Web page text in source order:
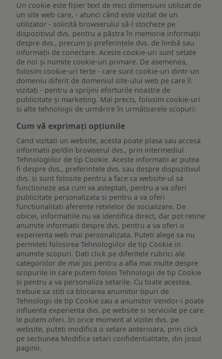
Un cookie este fişier text de mici dimensiuni utilizat de
un site web care, - atunci când este vizitat de un
utilizator - solicită browserului să-l stocheze pe
dispozitivul dvs. pentru a păstra în memorie informații
despre dvs., precum și preferințele dvs. de limbă sau
informații de conectare. Aceste cookie-uri sunt setate
de noi și numite cookie-uri primare. De asemenea,
folosim cookie-uri terțe - care sunt cookie-uri dintr-un
domeniu diferit de domeniul site-ului web pe care îl
vizitați - pentru a sprijini eforturile noastre de
publicitate și marketing. Mai precis, folosim cookie-uri
și alte tehnologii de urmărire în următoarele scopuri:
Cum vă exprimați opțiunile
Cand vizitati un website, acesta poate plasa sau accesa
informatii pe/din browserul dvs., prin intermediul
Tehnologiilor de tip Cookie. Aceste informatii ar putea
fi despre dvs., preferintele dvs. sau despre dispozitivul
dvs. si sunt folosite pentru a face ca website-ul sa
functioneze asa cum va asteptati, pentru a va oferi
publicitate personalizata si pentru a va oferi
functionalitati aferente retelelor de socializare. De
obicei, informatiile nu va identifica direct, dar pot retine
anumite informatii despre dvs. pentru a va oferi o
experienta web mai personalizata. Puteti alege sa nu
permiteti folosirea Tehnologiilor de tip Cookie in
anumite scopuri. Dati click pe diferitele rubrici ale
categoriilor de mai jos pentru a afla mai multe despre
scopurile in care putem folosi Tehnologii de tip Cookie
si pentru a va personaliza setarile. Cu toate acestea,
trebuie sa stiti ca blocarea anumitor tipuri de
Tehnologii de tip Cookie sau a anumitor Vendor-i poate
influenta experienta dvs. pe website si serviciile pe care
le putem oferi. In orice moment al vizitei dvs. pe
website, puteti modifica o setare anterioara, prin click
pe sectiunea Modifica setari confidentialitate, din josul
paginii.